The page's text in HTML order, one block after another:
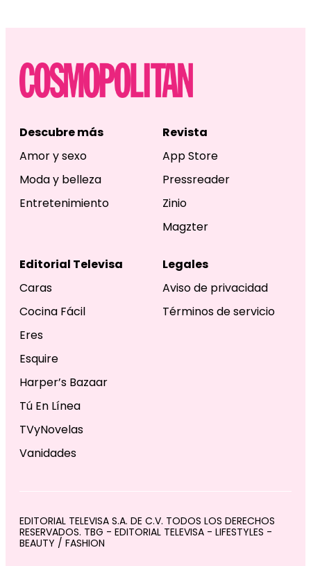
Descubre más
Amor y sexo
Moda y belleza
Entretenimiento
Revista
App Store
Pressreader
Zinio
Magzter
Editorial Televisa
Caras
Cocina Fácil
Eres
Esquire
Harper’s Bazaar
Tú En Línea
TVyNovelas
Vanidades
Legales
Aviso de privacidad
Términos de servicio
EDITORIAL TELEVISA S.A. DE C.V. TODOS LOS DERECHOS
RESERVADOS. TBG - EDITORIAL TELEVISA - LIFESTYLES -
BEAUTY / FASHION